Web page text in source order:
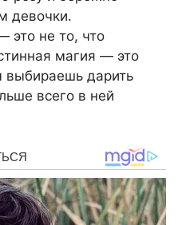
девочки.
это не то, что
магия — это
дарить
всего в ней